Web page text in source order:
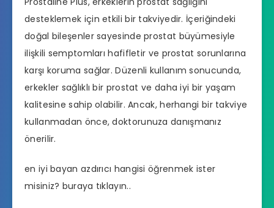
desteklemek için etkili bir takviyedir. İçeriğindeki
doğal bileşenler sayesinde prostat büyümesiyle
ilişkili semptomları hafifletir ve prostat sorunlarına
karşı koruma sağlar. Düzenli kullanım sonucunda,
erkekler sağlıklı bir prostat ve daha iyi bir yaşam
kalitesine sahip olabilir. Ancak, herhangi bir takviye
kullanmadan önce, doktorunuza danışmanız
önerilir.
en iyi bayan azdırıcı hangisi öğrenmek ister
misiniz? buraya tıklayın..